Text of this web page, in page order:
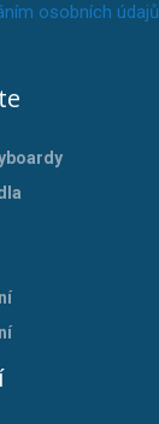
osobních údajů